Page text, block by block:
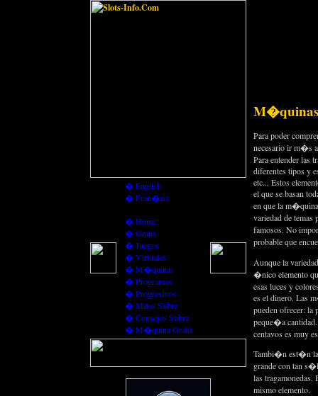
�English
�Fran�ais
�Home
�Gratis
�Juegos
�Virtuales
�M�quinas
�Programas
�Progresivos
�Mitos Sobre
�Consejos Sobre
�M�quina Gratis
M�quinas
Para poder
necesario ir m�s
Para entender las
diferentes tipos y
etc... Estos
el que se basan
en que la
variedad de temas
famosos. No
probable que
Aunque la
�nico elemento
esas luces y
es el dinero. Las
pueden ofrecer: la
peque�a
centavos es muy
Tambi�n est�n la
grande con tan
las
mismo elemento.